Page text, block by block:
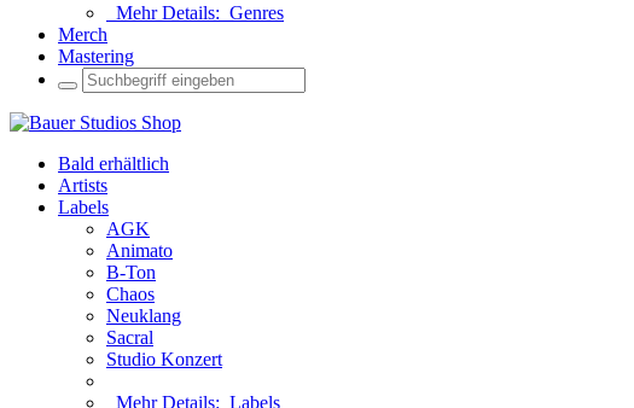
Mehr Details: Genres
Merch
Mastering
Bald erhältlich
Artists
Labels
AGK
Animato
B-Ton
Chaos
Neuklang
Sacral
Studio Konzert
Mehr Details: Labels